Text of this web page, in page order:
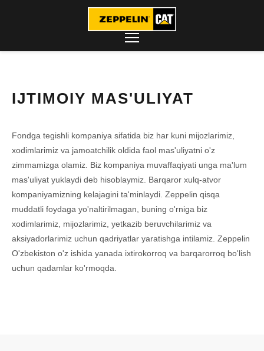
IJTIMOIY MAS'ULIYAT
Fondga tegishli kompaniya sifatida biz har kuni mijozlarimiz,
xodimlarimiz va jamoatchilik oldida faol mas'uliyatni o'z
zimmamizga olamiz. Biz kompaniya muvaffaqiyati unga ma'lum
mas'uliyat yuklaydi deb hisoblaymiz. Barqaror xulq-atvor
kompaniyamizning kelajagini ta'minlaydi. Zeppelin qisqa
muddatli foydaga yo'naltirilmagan, buning o'rniga biz
xodimlarimiz, mijozlarimiz, yetkazib beruvchilarimiz va
aksiyadorlarimiz uchun qadriyatlar yaratishga intilamiz. Zeppelin
O'zbekiston o'z ishida yanada ixtirokorroq va barqarorroq bo'lish
uchun qadamlar ko'rmoqda.